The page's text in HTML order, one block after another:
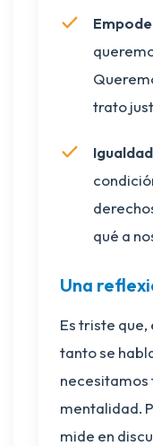
trato
qué a
Una
Es triste
tanto se
necesitamos
mentalidad.
mide en